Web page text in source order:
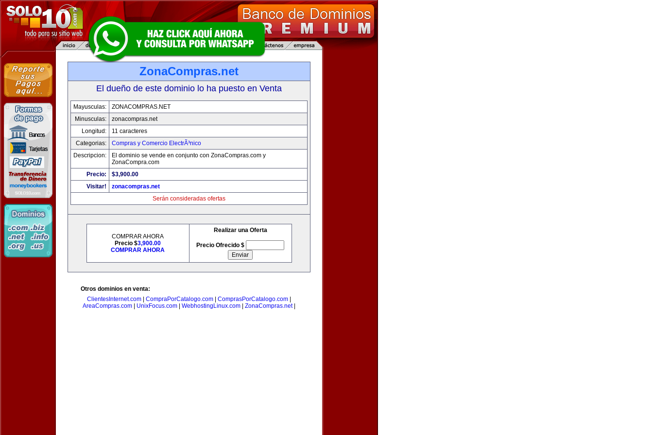
ZonaCompras.net
El dueño de este dominio lo ha puesto en Venta
Mayusculas:
ZONACOMPRAS.NET
Minusculas:
zonacompras.net
Longitud:
11 caracteres
Categorias:
Compras y Comercio ElectrÃ³nico
Descripcion:
El dominio se vende en conjunto con ZonaCompras.com y
ZonaCompra.com
Precio:
$3,900.00
Visitar!
zonacompras.net
Serán consideradas ofertas
COMPRAR AHORA
Precio $3,900.00
COMPRAR AHORA
Realizar una Oferta
Precio Ofrecido $
Otros dominios en venta:
ClientesInternet.com
CompraPorCatalogo.com ComprasPorCatalogo.com
AreaCompras.com
UnixFocus.com WebhostingLinux.com ZonaCompras.net|